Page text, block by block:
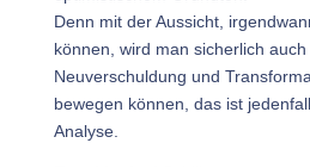
Denn mit der Aussicht,
können, wird man sicherlich
Neuverschuldung und
bewegen können, das ist
Analyse.